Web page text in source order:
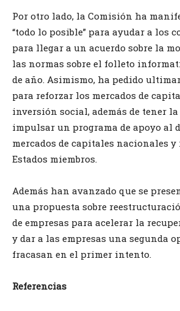
Por otro lado, la Comisión ha
“todo lo posible” para ayudar a los
para llegar a un acuerdo sobre la
las normas sobre el folleto
de año. Asimismo, ha pedido
para reforzar los mercados de
inversión social, además de tener
impulsar un programa de apoyo al
mercados de capitales nacionales
Estados miembros.
Además han avanzado que se
una propuesta sobre
de empresas para acelerar la
y dar a las empresas una segunda
fracasan en el primer intento.
Referencias